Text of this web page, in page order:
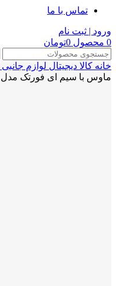
تماس با ما
ورود | ثبت نام
0 محصول 0تومان
خانه کالا دیجیتال لوازم جانبی
ماوس با سیم ای فورتک مدل A4TECH COMBO KR-8520D